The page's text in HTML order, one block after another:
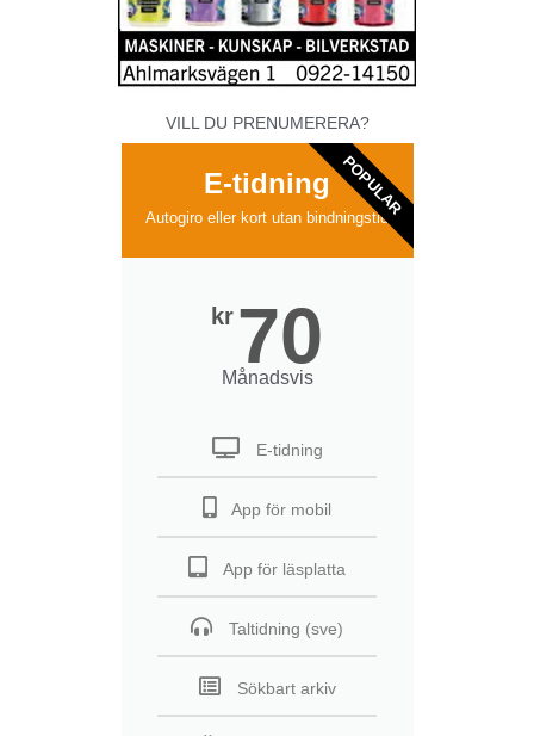
VILL DU PRENUMERERA?
E-tidning
Autogiro eller kort utan bindningstid
kr 70
Månadsvis
E-tidning
App för mobil
App för läsplatta
Taltidning (sve)
Sökbart arkiv
POPULAR